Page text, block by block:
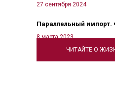
ЧИТАЙТЕ О
27 сентября 2024
Параллельный импорт.
8 марта 2023